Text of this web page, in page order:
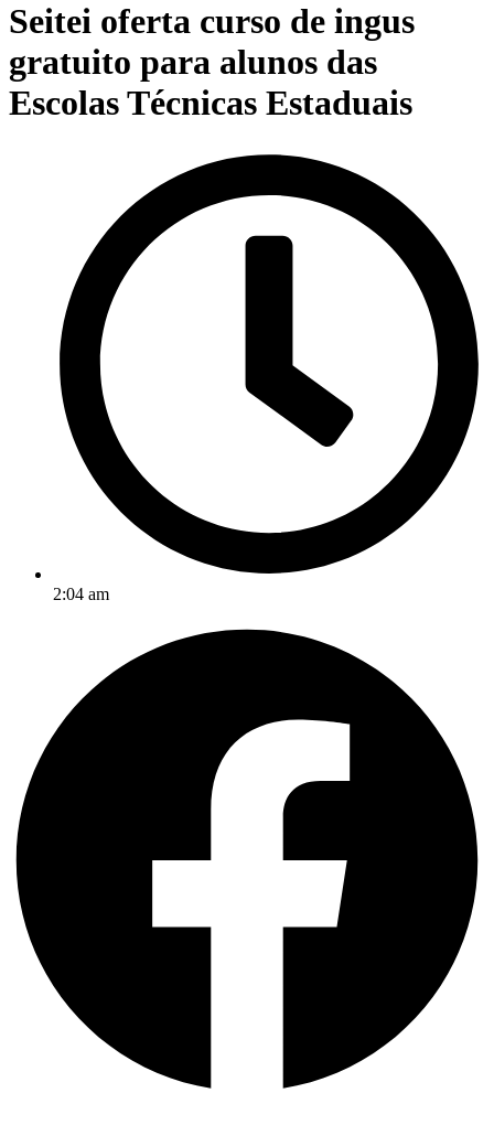
Seitei oferta curso de ingus
gratuito para alunos das
Escolas Técnicas Estaduais
2:04 am